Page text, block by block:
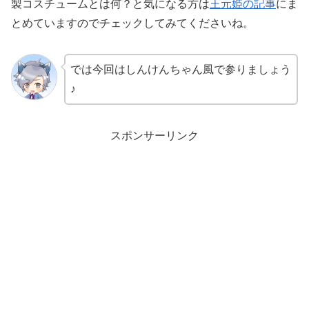
製コスチュームとは何？と気になる方は王元姫の記事にま
とめていますのでチェックしてみてくださいね。
では今回はしんけんちゃん風で参りましょう
♪
スポンサーリンク